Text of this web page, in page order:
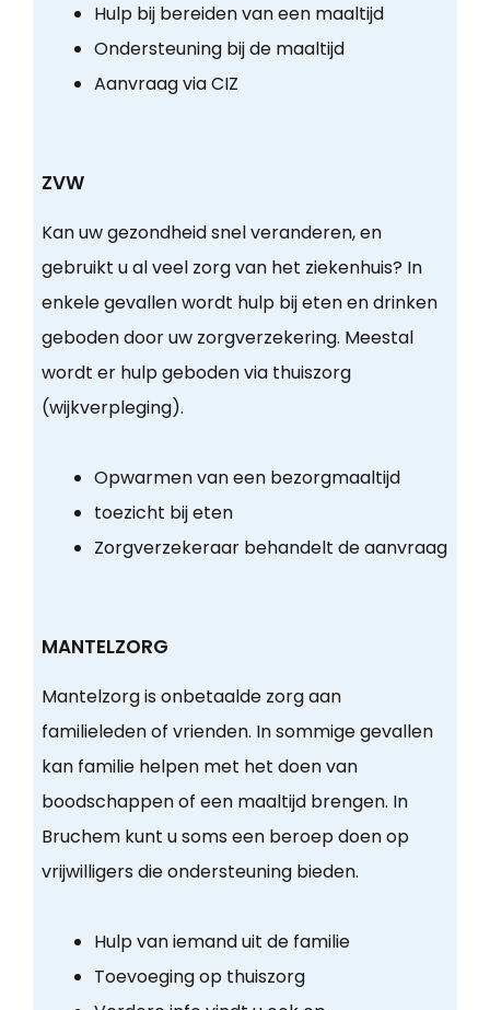
Hulp bij bereiden van een maaltijd
Ondersteuning bij de maaltijd
Aanvraag via CIZ
ZVW
Kan uw gezondheid snel veranderen, en
gebruikt u al veel zorg van het ziekenhuis? In
enkele gevallen wordt hulp bij eten en drinken
geboden door uw zorgverzekering. Meestal
wordt er hulp geboden via thuiszorg
(wijkverpleging).
Opwarmen van een bezorgmaaltijd
toezicht bij eten
Zorgverzekeraar behandelt de aanvraag
MANTELZORG
Mantelzorg is onbetaalde zorg aan
familieleden of vrienden. In sommige gevallen
kan familie helpen met het doen van
boodschappen of een maaltijd brengen. In
Bruchem kunt u soms een beroep doen op
vrijwilligers die ondersteuning bieden.
Hulp van iemand uit de familie
Toevoeging op thuiszorg